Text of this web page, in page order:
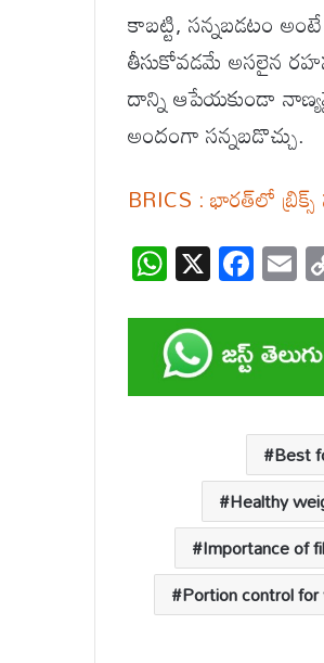
కాబట్టి, సన్నబడటం
తీసుకోవడమే అసలైన
దాన్ని ఆపేయకుండా
అందంగా సన్నబడొచ్చు.
BRICS : భారత్‌లో
W
h
at
s
A
X F
ac
e
b
o
o
k
E
Best
Healthy
Importance of
Portion control